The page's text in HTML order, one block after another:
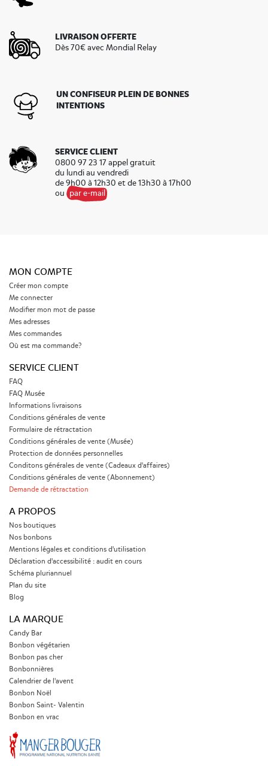
LIVRAISON OFFERTE
Dès 70€ avec Mondial Relay
UN CONFISEUR PLEIN DE BONNES
INTENTIONS
SERVICE CLIENT
0800 97 23 17 appel gratuit
du lundi au vendredi
de 9h00 à 12h30 et de 13h30 à 17h00
ou par e-mail
MON COMPTE
Créer mon compte
Me connecter
Modifier mon mot de passe
Mes adresses
Mes commandes
Où est ma commande?
SERVICE CLIENT
FAQ
FAQ Musée
Informations livraisons
Conditions générales de vente
Formulaire de rétractation
Conditions générales de vente (Musée)
Protection de données personnelles
Conditons générales de vente (Cadeaux d'affaires)
Conditions générales de vente (Abonnement)
Demande de rétractation
A PROPOS
Nos boutiques
Nos bonbons
Mentions légales et conditions d'utilisation
Déclaration d'accessibilité : audit en cours
Schéma pluriannuel
Plan du site
Blog
LA MARQUE
Candy Bar
Bonbon végétarien
Bonbon pas cher
Bonbonnières
Calendrier de l'avent
Bonbon Noël
Bonbon Saint- Valentin
Bonbon en vrac